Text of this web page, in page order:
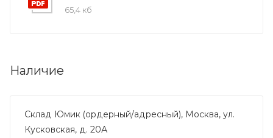
65,4 кб
Наличие
Склад Юмик (ордерный/адресный), Москва, ул.
Кусковская, д. 20А